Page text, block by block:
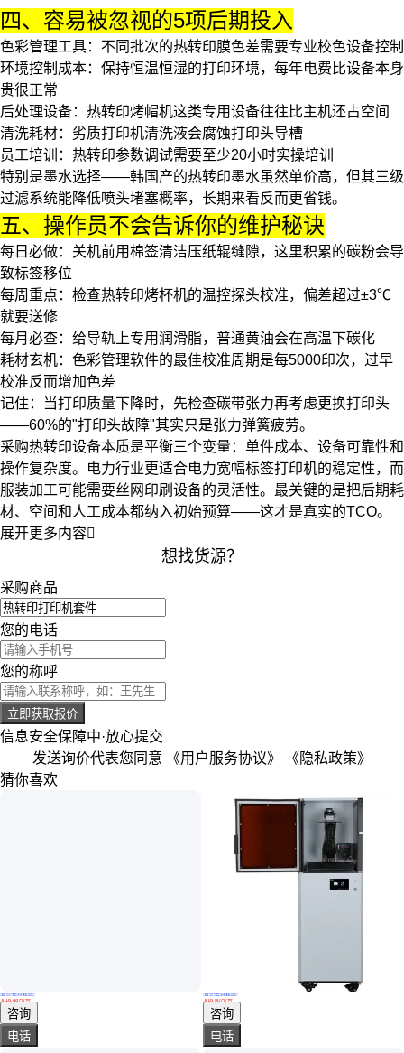
四、容易被忽视的5项后期投入
色彩管理工具：不同批次的热转印膜色差需要专业校色设备控制
环境控制成本：保持恒温恒湿的打印环境，每年电费比设备本身
贵很正常
后处理设备： 热转印烤帽机这类专用设备往往比主机还占空间
清洗耗材：劣质打印机清洗液会腐蚀打印头导槽
员工培训
：热转印参数调试需要至少20小时实操培训
特别是墨水选择——韩国产的热转印墨水虽然单价高，但其三级
过滤系统能降低喷头堵塞概率，长期来看反而更省钱。
五、操作员不会告诉你的维护秘诀
每日必做：关机前用棉签清洁压纸辊缝隙，这里积累的碳粉会导
致标签移位
每周重点 ：检查热转印烤杯机的温控探头校准，偏差超过±3℃
就要送修
每月必查：给导轨上专用润滑脂，普通黄油会在高温下碳化
耗材玄机：色彩管理软件的最佳校准周期是每5000印次，过早
校准反而增加色差
记住：当打印质量下降时，先检查碳带张力再考虑更换打印头
——60%的"打印头故障"其实只是张力弹簧疲劳。
采购热转印设备本质是平衡三个变量：单件成本、设备可靠性和
操作复杂度。电力行业更适合电力宽幅标签打印机的稳定性，而
服装加工可能需要丝网印刷设备的灵活性。最关键的是把后期耗
材、空间和人工成本都纳入初始预算——这才是真实的TCO。
展开更多内容
想找货源？
采购商品
您的电话
您的称呼
立即获取报价
信息安全保障中·放心提交
发送询价代表您同意 《用户服务协议》
《隐私政策》
猜你喜欢
瓦楞纸箱打印机 实用性较强 工作效率较高 运转灵活
真实性已核验
￥ 16.88万/台
山东潍坊
咨询
电话
三凯优多材料兼容3D打印机，支持多种耗材，打印更灵活
真实性已核验
￥16 .00万/台
广东深圳
咨询
电话